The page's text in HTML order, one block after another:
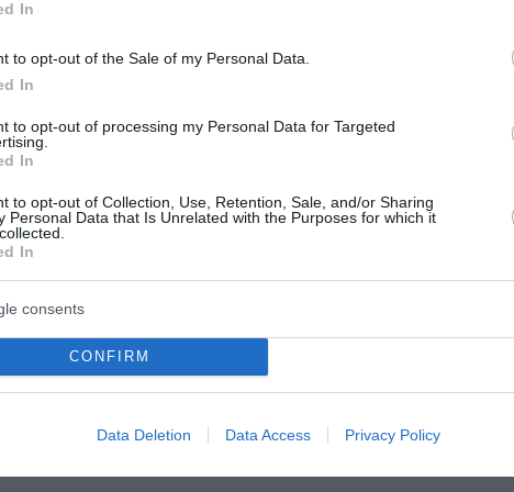
In
to opt-out of the Sale of my Personal Data.
In
to opt-out of processing my Personal Data for Targeted
In
to opt-out of Collection, Use, Retention, Sale, and/or Sharing
Personal Data that Is Unrelated with the Purposes for which it
In
consents
CONFIRM
Data Deletion Data Access Privacy Policy